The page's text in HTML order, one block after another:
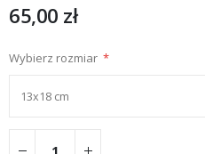
65,00 zł
Wybierz rozmiar